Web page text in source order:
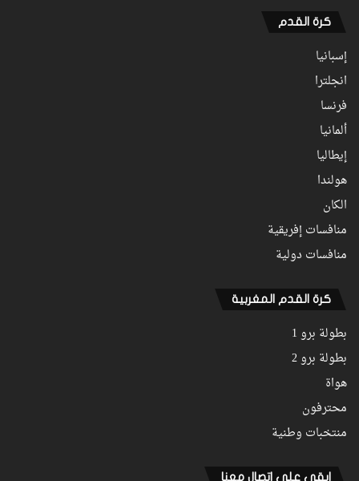
كرة القدم
إسبانيا
انجلترا
فرنسا
ألمانيا
إيطاليا
هولندا
الكان
منافسات إفريقية
منافسات دولية
كرة القدم المغربية
بطولة برو 1
بطولة برو 2
هواة
محترفون
منتخبات وطنية
ابقى على اتصال معنا